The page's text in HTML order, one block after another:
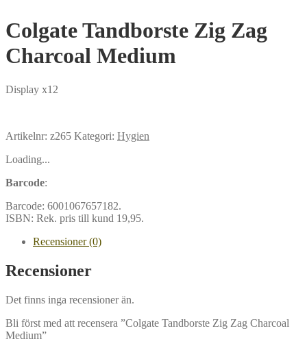
Colgate Tandborste Zig Zag
Charcoal Medium
Display x12
Artikelnr: z265 Kategori: Hygien
Loading...
Barcode:
Barcode: 6001067657182.
ISBN: Rek. pris till kund 19,95.
Recensioner (0)
Recensioner
Det finns inga recensioner än.
Bli först med att recensera ”Colgate Tandborste Zig Zag Charcoal
Medium”